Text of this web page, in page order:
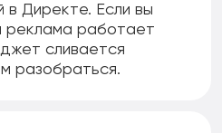
сайты с вредоносным ПО.
услуги и рецептурные
в Директе. Если вы
реклама работает
сливается
разобраться.